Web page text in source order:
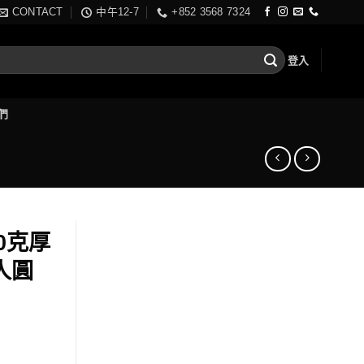
CONTACT 中午12-7 +852 3568 7324
登入
厚
圓